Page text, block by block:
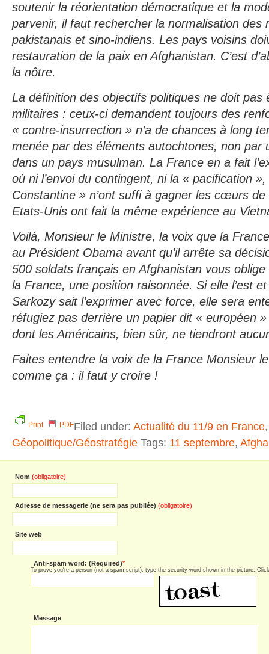
soutenir la réorientation démocratique et la
parvenir, il faut rechercher la normalisation des
pakistanais et sino-indiens. Les pays voisins
restauration de la paix en Afghanistan. C’est
la nôtre.
La définition des objectifs politiques ne doit pas
militaires : ceux-ci demandent toujours des
« contre-insurrection » n’a de chances à long
menée par des éléments autochtones, non par
dans un pays musulman. La France en a fait
où ni l’envoi du contingent, ni la « pacification
Constantine » n’ont suffi à gagner les cœurs
Etats-Unis ont fait la même expérience au
Voilà, Monsieur le Ministre, la voix que la
au Président Obama avant qu’il arrête sa
500 soldats français en Afghanistan vous
la France, une position raisonnée. Si elle l’est
Sarkozy sait l’exprimer avec force, elle sera
réfugiez pas derrière un papier dit « européen
dont les Américains, bien sûr, ne tiendront
Faites entendre la voix de la France Monsieur
comme ça : il faut y croire !
Print PDFFiled under: Actualité du 11/9 en France,
Géopolitique/Géostratégie Tags: 11 septembre,
Nom (obligatoire)
Adresse de messagerie (ne sera pas publiée) (obligatoire)
Site web
Anti-spam word: (Required)*
To prove you're a person (not a spam script), type the security word shown in the picture.
Message